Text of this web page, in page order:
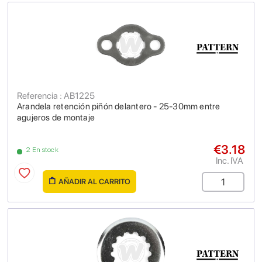
Arandela retención piñón delantero - 25-30mm entre
agujeros de montaje
Referencia : AB1225
2 En stock €3.18
Inc. IVA
AÑADIR AL CARRITO